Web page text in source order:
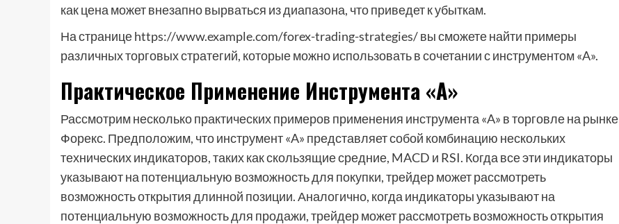
как цена может внезапно вырваться из диапазона, что приведет к убыткам.
На странице https://www.example.com/forex-trading-strategies/ вы сможете найти примеры
различных торговых стратегий, которые можно использовать в сочетании с инструментом «A».
Практическое Применение Инструмента «A»
Рассмотрим несколько практических примеров применения инструмента «A» в торговле на рынке
Форекс. Предположим, что инструмент «A» представляет собой комбинацию нескольких
технических индикаторов, таких как скользящие средние, MACD и RSI. Когда все эти индикаторы
указывают на потенциальную возможность для покупки, трейдер может рассмотреть
возможность открытия длинной позиции. Аналогично, когда индикаторы указывают на
потенциальную возможность для продажи, трейдер может рассмотреть возможность открытия